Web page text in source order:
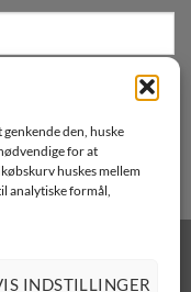
den, huske
for at
huskes mellem
analytiske formål,
INDSTILLINGER
Persondatapolitik